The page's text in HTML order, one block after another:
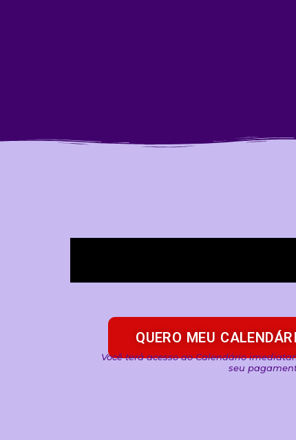
QUERO MEU
Você terá acesso ao Calendário
seu